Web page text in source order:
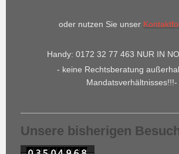
oder nutzen Sie unser
Handy: 0172 32 77 463 NUR IN
- keine Rechtsberatung
Mandatsverhältnisses!!!-
Unsere bisherigen